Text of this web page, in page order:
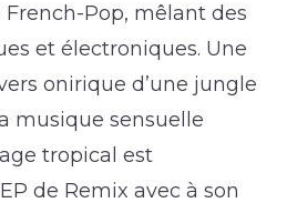
Pop, mêlant des
et électroniques. Une
onirique d’une jungle
musique sensuelle
tropical est
de Remix avec à son